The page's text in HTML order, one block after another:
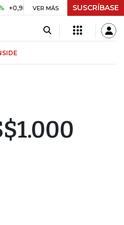
UVR $ 417,01 +$ 0,05 +0,01%
VER MÁS SUSCRÍBASE